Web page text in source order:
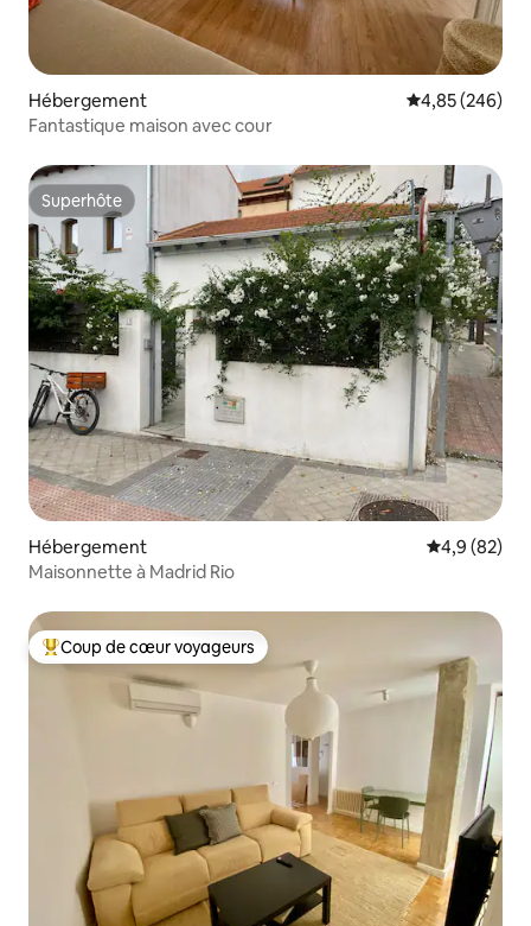
Hébergement Évaluation
4,85 (246)
Fantastique maison avec cour
Superhôte
Superhôte
Hébergement Évaluation
4,9 (82)
Maisonnette à Madrid Rio
Coups de cœur voyageurs les plus appréciés
Coup de cœur voyageurs